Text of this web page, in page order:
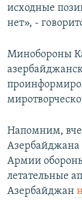
исходные
нет», -
Минобороны
Напомним,
Азербайджана
Армии
летательные
Азербайджан